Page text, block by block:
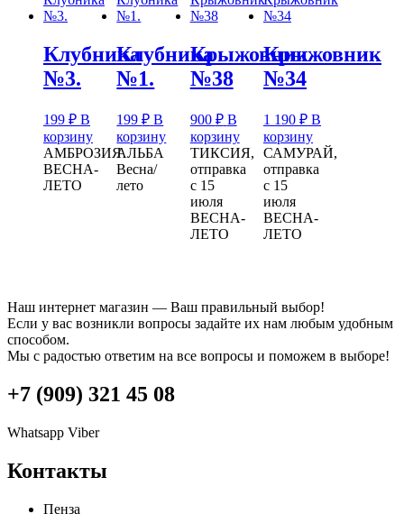
Клубника
№3.
199 ₽ В
корзину
АМБРОЗИЯ
ВЕСНА-
ЛЕТО
Клубника
№1.
199₽ В
корзину
АЛЬБА
Весна/
лето
Крыжовник
№38
900 ₽ В
корзину
ТИКСИЯ,
отправка
с 15
июля
ВЕСНА-
ЛЕТО
Крыжовник
№34
1 190 ₽ В
корзину
САМУРАЙ,
отправка
с 15
июля
ВЕСНА-
ЛЕТО
Наш интернет магазин — Ваш правильный выбор!
Если у вас возникли вопросы задайте их нам любым удобным
способом.
Мы с радостью ответим на все вопросы и поможем в выборе!
+7 (909) 321 45 08
Whatsapp Viber
Контакты
Пенза